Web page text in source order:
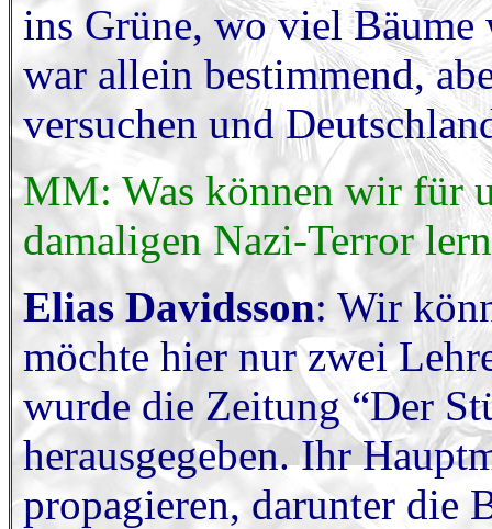
ins Grüne, wo viel Bäume
war allein bestimmend,
versuchen und
MM: Was können wir für
damaligen Nazi-Terror
Elias Davidsson: Wir
möchte hier nur zwei
wurde die Zeitung “Der
herausgegeben. Ihr
propagieren, darunter die